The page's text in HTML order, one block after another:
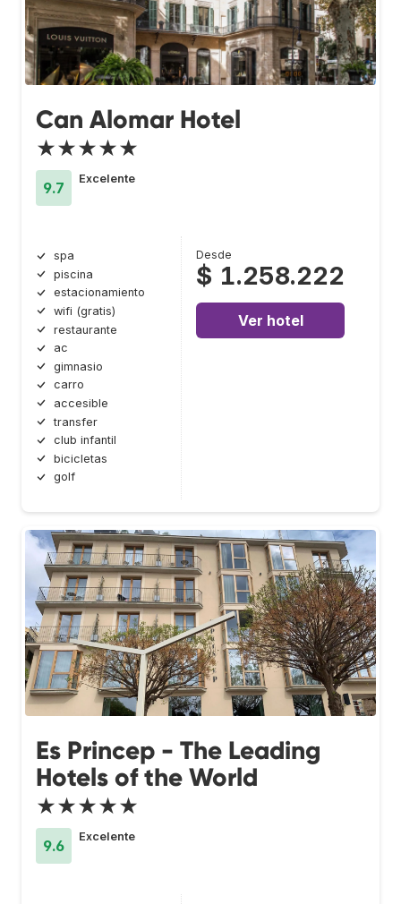
Can Alomar Hotel
★★★★★
9.7
Excelente
spa
piscina
estacionamiento
wifi (gratis)
restaurante
ac
gimnasio
carro
accesible
transfer
club infantil
bicicletas
golf
Desde
$ 1.258.222
Ver hotel
Es Princep - The Leading
Hotels of the World
★★★★★
9.6
Excelente